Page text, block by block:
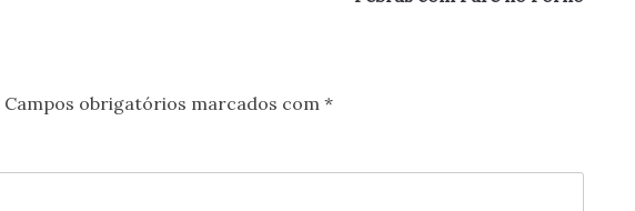
Campos obrigatórios marcados com *